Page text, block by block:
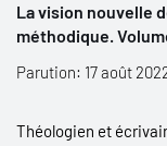
La vision nouvelle
méthodique.
Parution: 17 août
Théologien et